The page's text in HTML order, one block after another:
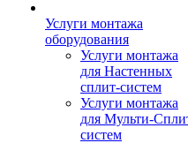
Услуги монтажа
оборудования
Услуги монтажа
для Настенных
сплит-систем
Услуги монтажа
для Мульти-
систем